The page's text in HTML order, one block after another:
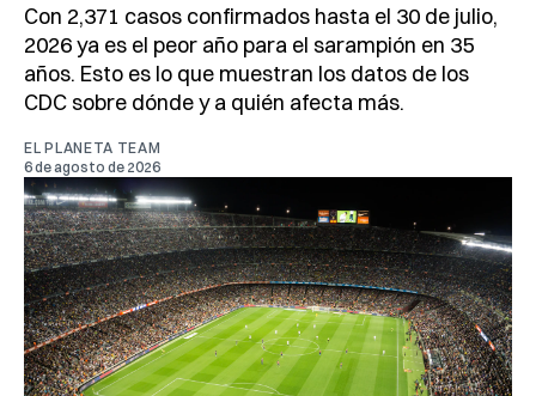
Con 2,371 casos confirmados hasta el 30 de julio,
2026 ya es el peor año para el sarampión en 35
años. Esto es lo que muestran los datos de los
CDC sobre dónde y a quién afecta más.
EL PLANETA TEAM
6 de agosto de 2026